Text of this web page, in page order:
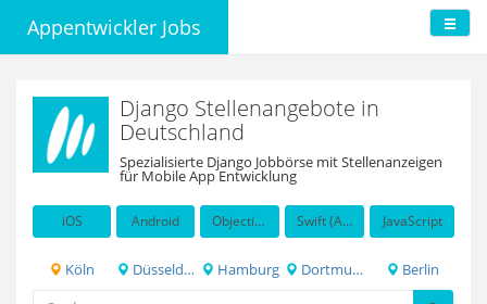
Appentwickler Jobs
Django Stellenangebote in
Deutschland
Spezialisierte Django Jobbörse mit Stellenanzeigen
für Mobile App Entwicklung
iOS Android Objective-C Swift (Apple programming language) JavaScript
Köln Düsseldorf Hamburg Dortmund Berlin